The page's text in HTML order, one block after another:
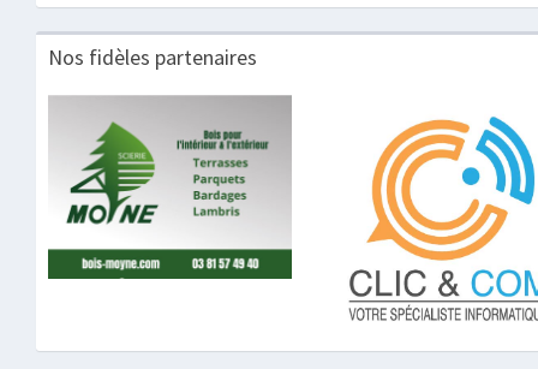
Nos fidèles partenaires